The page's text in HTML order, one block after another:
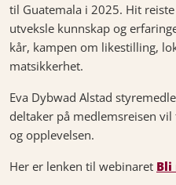
til Guatemala i 2025. Hit
utveksle kunnskap og
kår, kampen om likestilling,
matsikkerhet.
Eva Dybwad Alstad
deltaker på medlemsreisen
og opplevelsen.
Her er lenken til webinaret Bli